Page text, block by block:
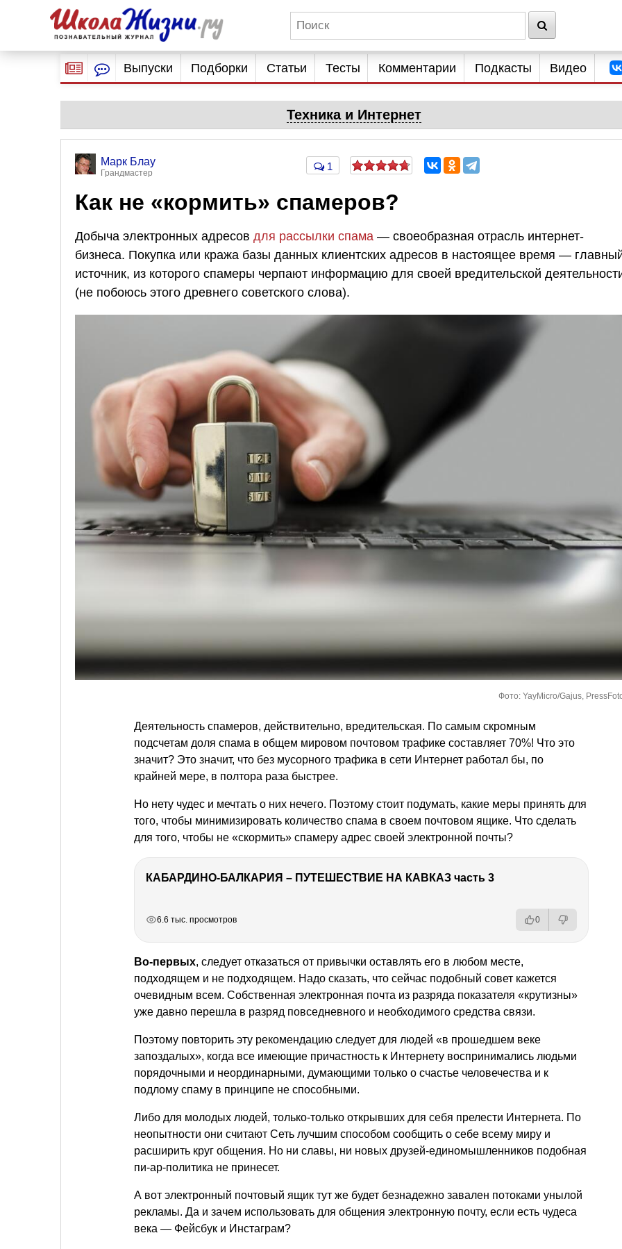
Выпуски Подборки Статьи Тесты Комментарии Подкасты Видео
Техника и Интернет
Марк Блау
Грандмастер
1
Как не «кормить» спамеров?
Добыча электронных адресов для рассылки спама — своеобразная отрасль интернет-
бизнеса. Покупка или кража базы данных клиентских адресов в настоящее время —
источник, из которого спамеры черпают информацию для своей вредительской
(не побоюсь этого древнего советского слова).
Фото: YayMicro/Gajus,
Деятельность спамеров, действительно, вредительская. По самым скромным
подсчетам доля спама в общем мировом почтовом трафике составляет 70%! Что это
значит? Это значит, что без мусорного трафика в сети Интернет работал бы, по
крайней мере, в полтора раза быстрее.
Но нету чудес и мечтать о них нечего. Поэтому стоит подумать, какие меры принять для
того, чтобы минимизировать количество спама в своем почтовом ящике. Что сделать
для того, чтобы не «скормить» спамеру адрес своей электронной почты?
КАБАРДИНО-БАЛКАРИЯ – ПУТЕШЕСТВИЕ НА КАВКАЗ часть 3
6.6 тыс. просмотров 0
Во-первых, следует отказаться от привычки оставлять его в любом месте,
подходящем и не подходящем. Надо сказать, что сейчас подобный совет кажется
очевидным всем. Собственная электронная почта из разряда показателя «крутизны»
уже давно перешла в разряд повседневного и необходимого средства связи.
Поэтому повторить эту рекомендацию следует для людей «в прошедшем веке
запоздалых», когда все имеющие причастность к Интернету воспринимались людьми
порядочными и неординарными, думающими только о счастье человечества и к
подлому спаму в принципе не способными.
Либо для молодых людей, только-только открывших для себя прелести Интернета. По
неопытности они считают Сеть лучшим способом сообщить о себе всему миру и
расширить круг общения. Но ни славы, ни новых друзей-единомышленников подобная
пи-ар-политика не принесет.
А вот электронный почтовый ящик тут же будет безнадежно завален потоками унылой
рекламы. Да и зачем использовать для общения электронную почту, если есть чудеса
века — Фейсбук и Инстаграм?